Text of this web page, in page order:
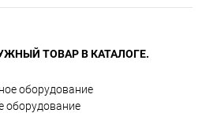
ТОВАР В КАТАЛОГЕ.
оборудование